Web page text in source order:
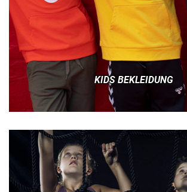
KIDS BEKLEIDUNG